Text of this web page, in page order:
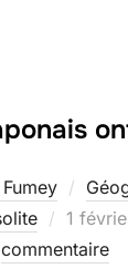
Publié
le
1
commentaire